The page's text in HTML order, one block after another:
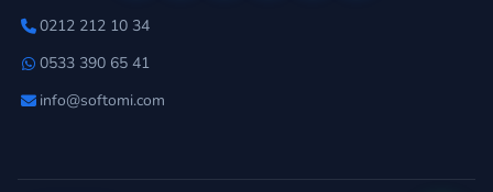
0212 212 10 34
0533 390 65 41
info@softomi.com